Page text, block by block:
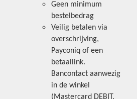
Geen minimum
bestelbedrag
Veilig betalen via
overschrijving,
Payconiq of een
betaallink.
Bancontact aanwezig
in de winkel
(Mastercard DEBIT,